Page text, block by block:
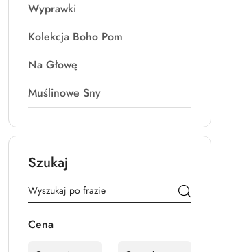
Wyprawki
Kolekcja Boho Pom
Na Głowę
Muślinowe Sny
Szukaj
Cena